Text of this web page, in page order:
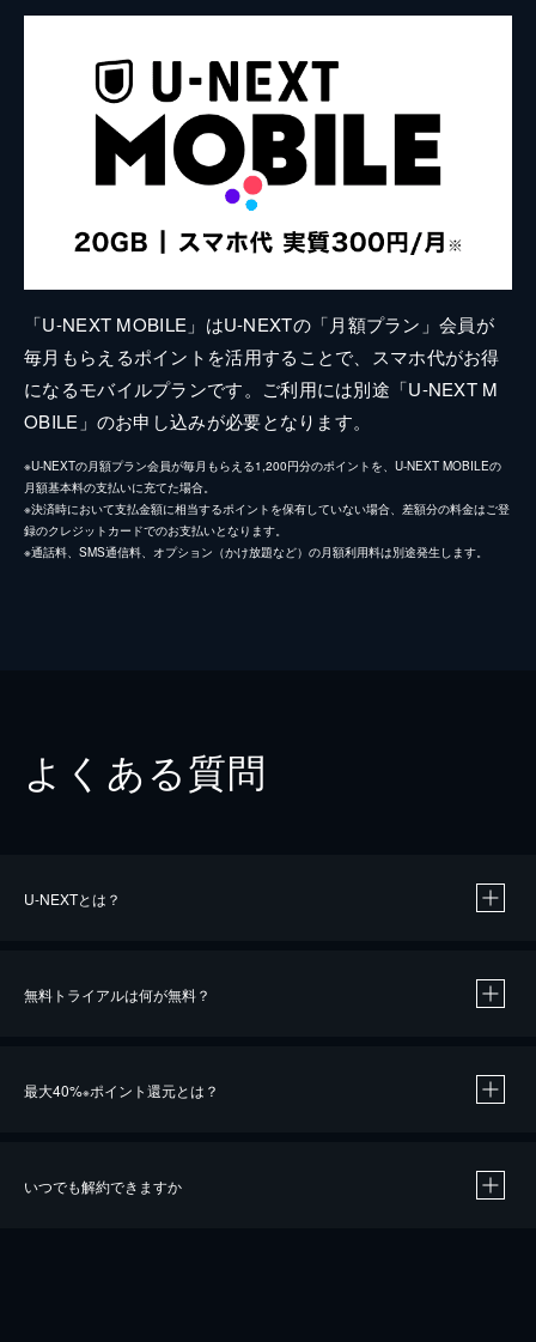
「U-NEXT MOBILE」はU-NEXTの「月額プラン」会員が
毎月もらえるポイントを活用することで、スマホ代がお得
になるモバイルプランです。ご利用には別途「U-NEXT M
OBILE」のお申し込みが必要となります。
※U-NEXTの月額プラン会員が毎月もらえる1,200円分のポイントを、U-NEXT MOBILEの
月額基本料の支払いに充てた場合。
※決済時において支払金額に相当するポイントを保有していない場合、差額分の料金はご登
録のクレジットカードでのお支払いとなります。
※通話料、SMS通信料、オプション（かけ放題など）の月額利用料は別途発生します。
よくある質問
U-NEXTとは？
無料トライアルは何が無料？
最大40%※ポイント還元とは？
いつでも解約できますか